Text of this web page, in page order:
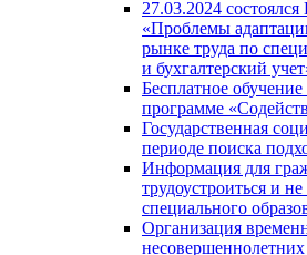
27.03.2024
«Проблемы
рынке труда по
и бухгалтерский
Бесплатное
программе
Государственная
периоде поиска
Информация для
трудоустроиться и
специального
Организация
несовершеннолетних